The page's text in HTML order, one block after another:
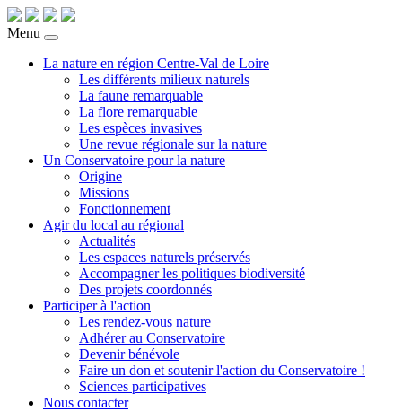
Menu
La nature en région Centre-Val de Loire
Les différents milieux naturels
La faune remarquable
La flore remarquable
Les espèces invasives
Une revue régionale sur la nature
Un Conservatoire pour la nature
Origine
Missions
Fonctionnement
Agir du local au régional
Actualités
Les espaces naturels préservés
Accompagner les politiques biodiversité
Des projets coordonnés
Participer à l'action
Les rendez-vous nature
Adhérer au Conservatoire
Devenir bénévole
Faire un don et soutenir l'action du Conservatoire !
Sciences participatives
Nous contacter